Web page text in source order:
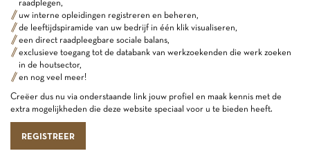
raadplegen,
uw interne opleidingen registreren en beheren,
de leeftijdspiramide van uw bedrijf in één klik visualiseren,
een direct raadpleegbare sociale balans,
exclusieve toegang tot de databank van werkzoekenden die werk zoeken
in de houtsector,
en nog veel meer!
Creëer dus nu via onderstaande link jouw profiel en maak kennis met de
extra mogelijkheden die deze website speciaal voor u te bieden heeft.
REGISTREER